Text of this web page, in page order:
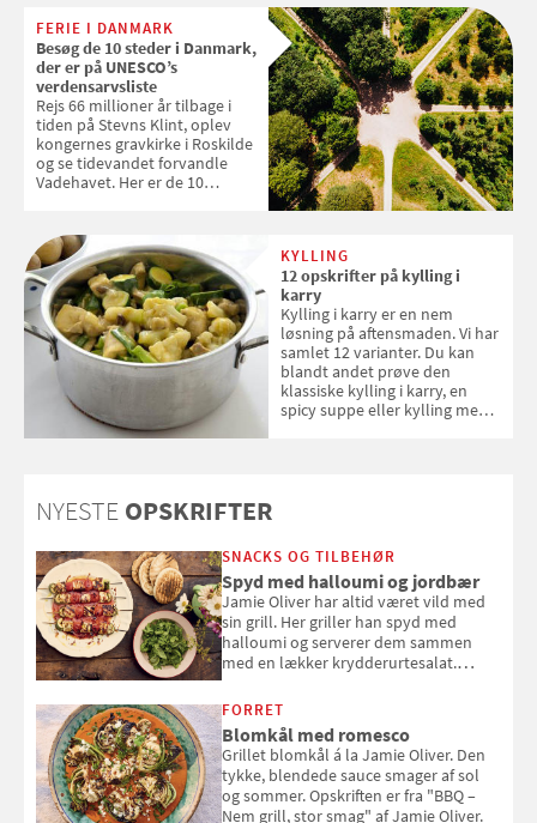
enkle råd til at spare penge på
tøjvasken
FERIE I DANMARK
Besøg de 10 steder i Danmark,
der er på UNESCO’s
verdensarvsliste
Rejs 66 millioner år tilbage i
tiden på Stevns Klint, oplev
kongernes gravkirke i Roskilde
og se tidevandet forvandle
Vadehavet. Her er de 10
KYLLING
12 opskrifter på kylling i
karry
Kylling i karry er en nem
løsning på aftensmaden. Vi har
samlet 12 varianter. Du kan
blandt andet prøve den
klassiske kylling i karry, en
spicy suppe eller kylling med
NYESTE OPSKRIFTER
SNACKS OG TILBEHØR
Spyd med halloumi og jordbær
Jamie Oliver har altid været vild med
sin grill. Her griller han spyd med
halloumi og serverer dem sammen
med en lækker krydderurtesalat.
smag" af Jamie Oliver.
FORRET
Blomkål med romesco
Grillet blomkål á la Jamie Oliver. Den
tykke, blendede sauce smager af sol
og sommer. Opskriften er fra "BBQ –
Nem grill, stor smag" af Jamie Oliver.